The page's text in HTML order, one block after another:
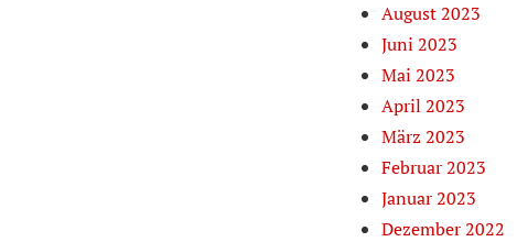
August 2023
Juni 2023
Mai 2023
April 2023
März 2023
Februar 2023
Januar 2023
Dezember 2022